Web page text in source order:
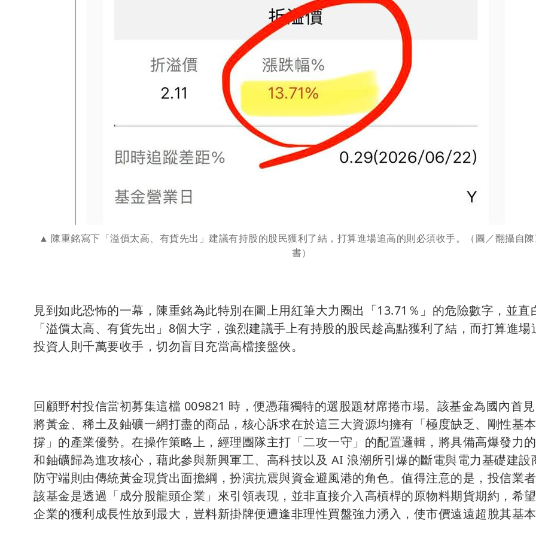
陳重銘寫下「溢價太高、有貨先出」建議有持股的股民獲利了結，打算進場追高的則必須收手。（圖／翻攝自
書）
見到如此恐怖的一幕，陳重銘為此特別在圖上用紅筆大力圈出「13.71％」的危險數字，並直
「溢價太高、有貨先出」8個大字，強烈建議手上有持股的股民趁高點獲利了結，而打算進場
投資人則千萬要收手，切勿盲目充當高檔接盤俠。
回顧野村投信當初募集這檔 009821 時，便憑藉獨特的選股題材席捲市場。該基金為國內首
將黃金、稀土及鈾礦一網打盡的商品，核心訴求在於這三大資源均擁有「極度缺乏、剛性基
撐」的產業優勢。在操作策略上，經理團隊主打「二攻一守」的配置邏輯，將具備高爆發力
和鈾礦歸為進攻核心，藉此參與新興軍工、高科技以及 AI 浪潮所引爆的斷電與電力基礎建設
防守端則由傳統黃金現貨出面擔綱，扮演抗震與資金避風港的角色。值得注意的是，投信業
該基金是透過「成分股龍頭企業」來引領表現，並非直接介入高槓桿的原物料期貨期約，希
企業的獲利成長性放到最大，豈料新掛牌便遭逢非理性買盤強力湧入，使市價遠遠超脫其基